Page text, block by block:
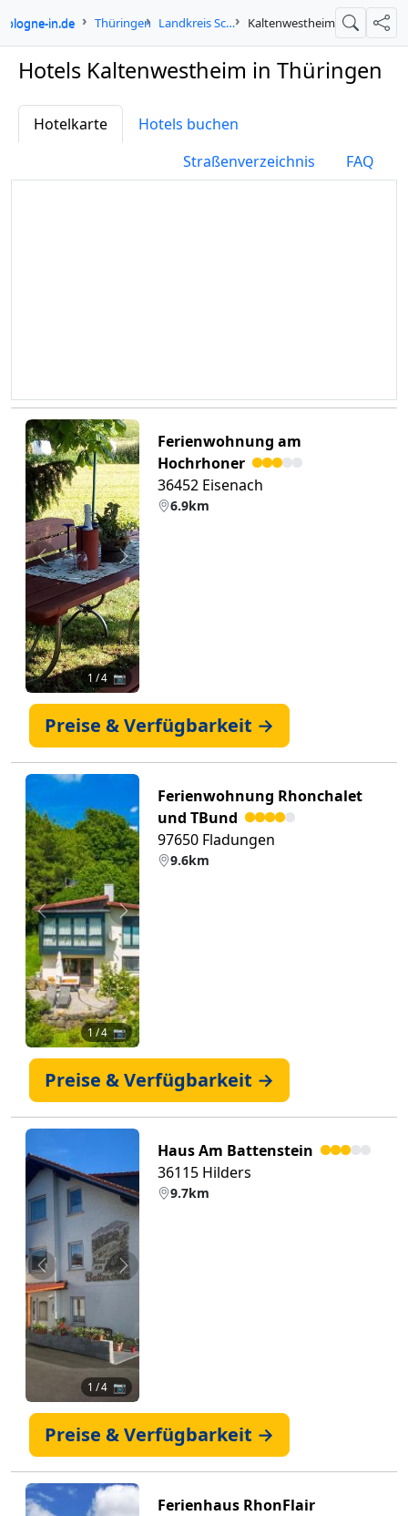
cologne-in.de Thüringen Landkreis Schmalkalden-Meiningen Kaltenwestheim Suche
Hotels Kaltenwestheim in Thüringen
Hotelkarte
Hotels buchen
Straßenverzeichnis
FAQ
Zurück Weiter
1 / 4 📷
Ferienwohnung am
Hochrhoner
36452 Eisenach
6.9km
Preise & Verfügbarkeit →
Zurück Weiter
1 / 4 📷
Ferienwohnung Rhonchalet
und TBund
97650 Fladungen
9.6km
Preise & Verfügbarkeit →
Zurück Weiter
1 / 4 📷
Haus Am Battenstein
36115 Hilders
9.7km
Preise & Verfügbarkeit →
Ferienhaus RhonFlair